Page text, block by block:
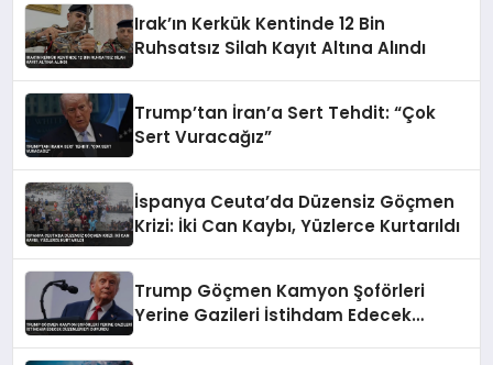
Irak’ın Kerkük Kentinde 12 Bin
Ruhsatsız Silah Kayıt Altına Alındı
Trump’tan İran’a Sert Tehdit: “Çok
Sert Vuracağız”
İspanya Ceuta’da Düzensiz Göçmen
Krizi: İki Can Kaybı, Yüzlerce Kurtarıldı
Trump Göçmen Kamyon Şoförleri
Yerine Gazileri İstihdam Edecek